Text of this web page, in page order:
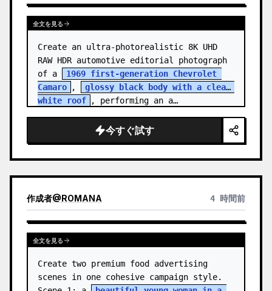
全文を見る
Create an ultra-photorealistic 8K UHD
RAW HDR automotive editorial photograph
of a
1969 first-generation Chevrolet
Camaro
,
glossy black body with a clean
white roof
, performing an a…
今すぐ試す
作成者@ROMANA 4 時間前
全文を見る
Create two premium food advertising
scenes in one cohesive campaign style.